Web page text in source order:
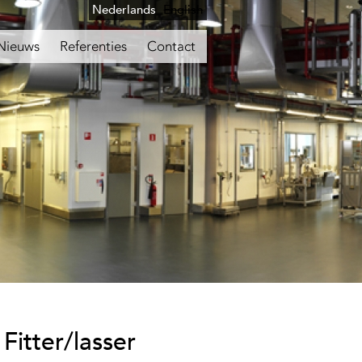
Nederlands English
Referenties Contact
lasser